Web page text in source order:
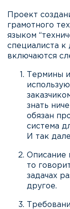
Проект
грамотного
языком
специалиста
включаются
Термины
знать
обязан
система
И так
Описание
то
задачах
другое.